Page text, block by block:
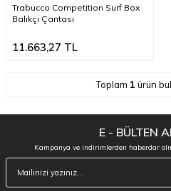
Trabucco Competition Surf Box
Balıkçı Çantası
11.663,27 TL
Toplam 1 ürün
E - BÜLTEN
Kampanya ve indirimlerden haberdar